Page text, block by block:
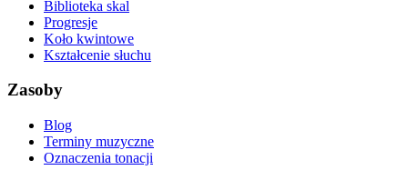
Biblioteka skal
Progresje
Koło kwintowe
Kształcenie słuchu
Zasoby
Blog
Terminy muzyczne
Oznaczenia tonacji